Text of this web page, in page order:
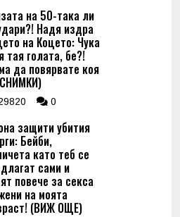
на 50-така ли
Надя издра
на Коцето: Чука
тая голата, бе?!
да повярвате коя
0
защити убития
Бейби,
като теб се
сами и
повече за секса
на моята
(ВИЖ ОЩЕ)